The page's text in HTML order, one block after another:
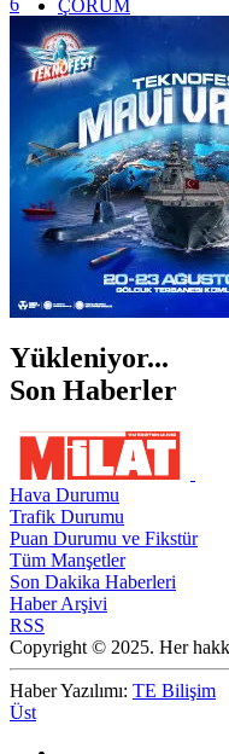
ÇORUM
İSTANBUL
İZMİR
ŞANLIURFA
ŞIRNAK
6
Yükleniyor...
Son Haberler
Hava Durumu
Trafik Durumu
Puan Durumu ve Fikstür
Tüm Manşetler
Son Dakika Haberleri
Haber Arşivi
RSS
Copyright © 2025. Her
Haber Yazılımı: TE Bilişim
Üst